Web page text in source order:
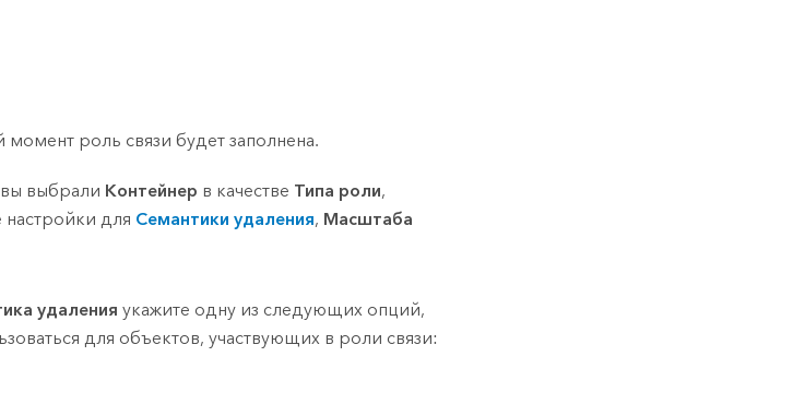
момент роль cвязи будет заполнена.
выбрали Контейнер в качестве Типа роли,
для Семантики удаления, Масштаба
удаления укажите одну из следующих опций,
для объектов, участвующих в роли связи: